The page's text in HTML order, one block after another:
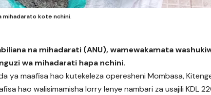
mihadarato kote nchini.
na mihadarati (ANU), wamewakamata
wa mihadarati hapa nchini.
ya maafisa hao kutekeleza operesheni Mombasa,
hao walisimamisha lorry lenye nambari za usajili KDL